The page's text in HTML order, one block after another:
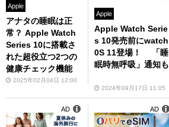
Apple
アナタの睡眠は正
常？ Apple Watch
Series 10に搭載さ
れた超役立つ2つの
健康チェック機能
2025年02月04日 12:00
Apple
Apple Watch Serie
s 10発売前にwatch
0S 11登場！ 「睡
眠時無呼吸」通知も
2024年09月17日 11:05
AD AD